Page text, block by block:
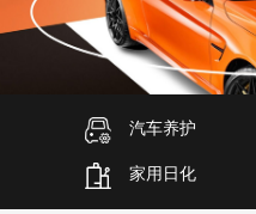
页
品
牌
介
绍
产
品
总
OEM/ODM
联
汽车养护
家用日化